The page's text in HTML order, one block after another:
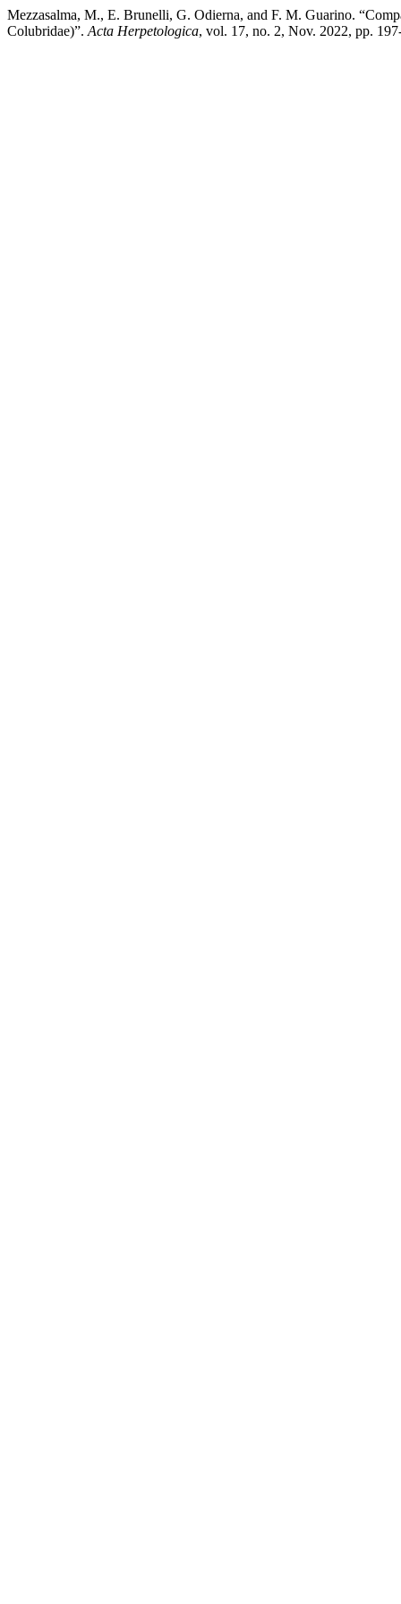
Mezzasalma, M., E. Brunelli, G. Odierna, and F. M. Guarino.
Colubridae)”. Acta Herpetologica, vol. 17, no. 2, Nov. 2022, pp.